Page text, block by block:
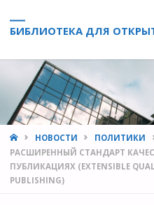
БИБЛИОТЕКА ДЛЯ
HOMEНОВОСТИ ПОЛИТИКИ
РАСШИРЕННЫЙ СТАНДАРТ
ПУБЛИКАЦИЯХ (EXTENSIBLE
PUBLISHING)